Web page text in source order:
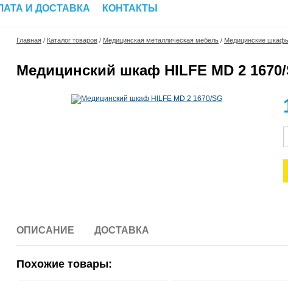
И ДОСТАВКА КОНТАКТЫ
Главная / Каталог товаров / Медицинская металлическая мебель / Медицинские
Медицинский шкаф HILFE MD 2 1670/
ОПИСАНИЕ ДОСТАВКА
Похожие товары: